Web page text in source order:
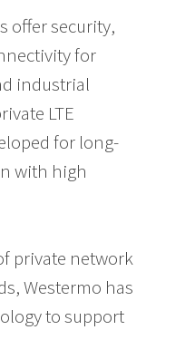
offer security,
for
industrial
LTE
for long-
with high
private network
Westermo has
to support